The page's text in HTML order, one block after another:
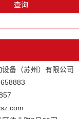
查询
备（苏州）有限公司